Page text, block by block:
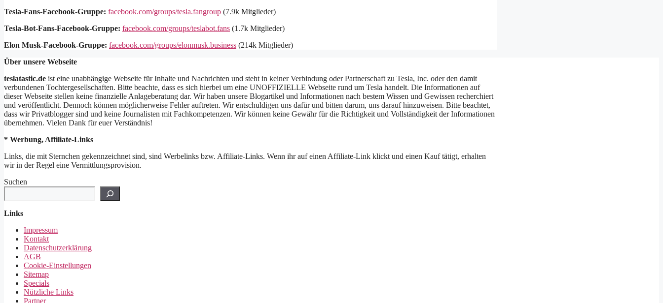
Tesla-Fans-Facebook-Gruppe: facebook.com/groups/tesla.fangroup (7.9k Mitglieder)
Tesla-Bot-Fans-Facebook-Gruppe: facebook.com/groups/teslabot.fans (1.7k Mitglieder)
Elon Musk-Facebook-Gruppe: facebook.com/groups/elonmusk.business (214k Mitglieder)
Über unsere Webseite
teslatastic.de ist eine unabhängige Webseite für Inhalte und Nachrichten und steht in keiner Verbindung oder Partnerschaft zu Tesla, Inc. oder den damit
verbundenen Tochtergesellschaften. Bitte beachte, dass es sich hierbei um eine UNOFFIZIELLE Webseite rund um Tesla handelt. Die Informationen auf
dieser Webseite stellen keine finanzielle Anlageberatung dar. Wir haben unsere Blogartikel und Informationen nach bestem Wissen und Gewissen recherchiert
und veröffentlicht. Dennoch können möglicherweise Fehler auftreten. Wir entschuldigen uns dafür und bitten darum, uns darauf hinzuweisen. Bitte beachtet,
dass wir Privatblogger sind und keine Journalisten mit Fachkompetenzen. Wir können keine Gewähr für die Richtigkeit und Vollständigkeit der Informationen
übernehmen. Vielen Dank für euer Verständnis!
* Werbung, Affiliate-Links
Links, die mit Sternchen gekennzeichnet sind, sind Werbelinks bzw. Affiliate-Links. Wenn ihr auf einen Affiliate-Link klickt und einen Kauf tätigt, erhalten
wir in der Regel eine Vermittlungsprovision.
Suchen
Links
Impressum
Kontakt
Datenschutzerklärung
AGB
Cookie-Einstellungen
Sitemap
Specials
Nützliche Links
Partner